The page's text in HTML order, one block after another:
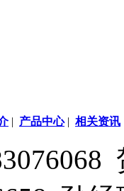
| 产品中心| 相关资讯